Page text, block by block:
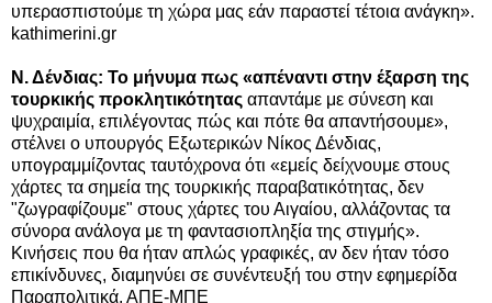
υπερασπιστούμε τη χώρα μας εάν παραστεί τέτοια ανάγκη».
kathimerini.gr
Ν. Δένδιας: Το μήνυμα πως «απέναντι στην έξαρση της
τουρκικής προκλητικότητας απαντάμε με σύνεση και
ψυχραιμία, επιλέγοντας πώς και πότε θα απαντήσουμε»,
στέλνει ο υπουργός Εξωτερικών Νίκος Δένδιας,
υπογραμμίζοντας ταυτόχρονα ότι «εμείς δείχνουμε στους
χάρτες τα σημεία της τουρκικής παραβατικότητας, δεν
"ζωγραφίζουμε" στους χάρτες του Αιγαίου, αλλάζοντας τα
σύνορα ανάλογα με τη φαντασιοπληξία της στιγμής».
Κινήσεις που θα ήταν απλώς γραφικές, αν δεν ήταν τόσο
επικίνδυνες, διαμηνύει σε συνέντευξή του στην εφημερίδα
Παραπολιτικά. ΑΠΕ-ΜΠΕ